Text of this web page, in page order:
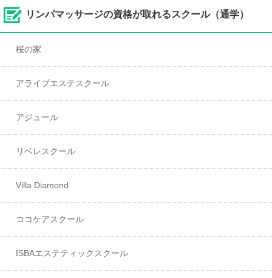
リンパマッサージの資格が取れるスクール（通学）
桜の家
アライブエステスクール
アジュール
リベレスクール
Villa Diamond
ココケアスクール
ISBAエステティックスクール